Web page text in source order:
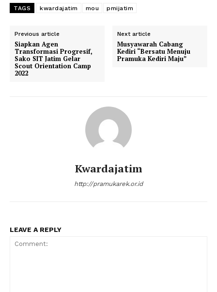
TAGS kwardajatim mou pmijatim
Previous article
Siapkan Agen
Transformasi Progresif,
Sako SIT Jatim Gelar
Scout Orientation Camp
2022
Next article
Musyawarah Cabang
Kediri “Bersatu Menuju
Pramuka Kediri Maju”
Kwardajatim
http://pramukarek.or.id
LEAVE A REPLY